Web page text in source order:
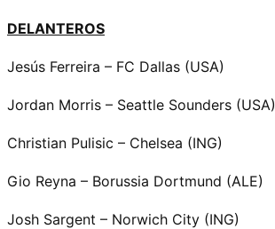
DELANTEROS
Jesús Ferreira – FC Dallas (USA)
Jordan Morris – Seattle Sounders (USA)
Christian Pulisic – Chelsea (ING)
Gio Reyna – Borussia Dortmund (ALE)
Josh Sargent – Norwich City (ING)